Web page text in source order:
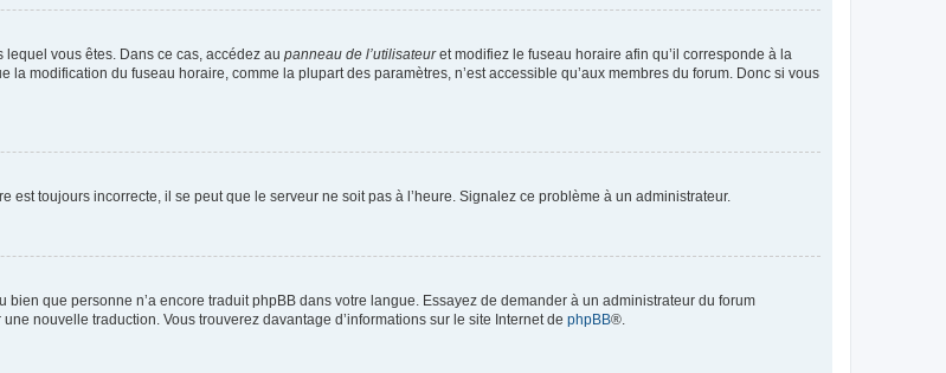
vous êtes. Dans ce cas, accédez au panneau de l’utilisateuret modifiez le fuseau horaire afin qu’il corresponde à la
modification du fuseau horaire, comme la plupart des paramètres, n’est accessible qu’aux membres du forum. Donc si vous
est toujours incorrecte, il se peut que le serveur ne soit pas à l’heure. Signalez ce problème à un administrateur.
que personne n’a encore traduit phpBB dans votre langue. Essayez de demander à un administrateur du forum
nouvelle traduction. Vous trouverez davantage d’informations sur le site Internet de phpBB®.